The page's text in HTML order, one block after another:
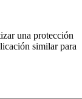
una protección
similar para